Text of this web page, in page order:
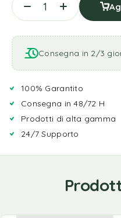
Consegna in 2/3
100% Garantito
Consegna in 48/72 H
Prodotti di alta gamma
24/7 Supporto